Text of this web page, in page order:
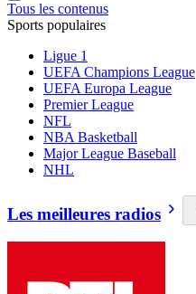
Tous les contenus
Sports populaires
Ligue 1
UEFA Champions League
UEFA Europa League
Premier League
NFL
NBA Basketball
Major League Baseball
NHL
Les meilleures radios